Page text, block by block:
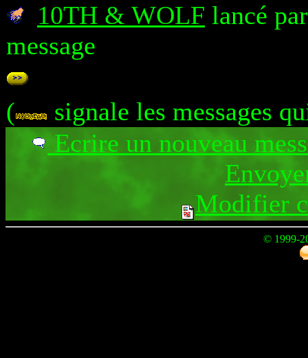
10TH & WOLF lancé
message
(
signale les messages
Ecrire un nouveau
Modifier
© 1999-